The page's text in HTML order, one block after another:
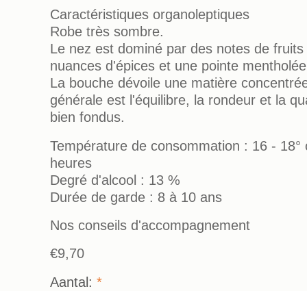
Caractéristiques organoleptiques
Robe très sombre.
Le nez est dominé par des notes de
nuances d'épices et une pointe
La bouche dévoile une matière
générale est l'équilibre, la rondeur et la
bien fondus.
Température de consommation : 16 - 18°
heures
Degré d'alcool : 13 %
Durée de garde : 8 à 10 ans
Nos conseils d'accompagnement
€9,70
Aantal: *